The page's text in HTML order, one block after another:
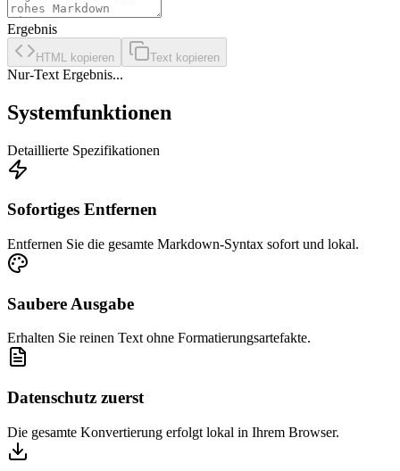
Ergebnis
HTML kopieren Text kopieren
Nur-Text Ergebnis...
Systemfunktionen
Detaillierte Spezifikationen
Sofortiges Entfernen
Entfernen Sie die gesamte Markdown-Syntax sofort und lokal.
Saubere Ausgabe
Erhalten Sie reinen Text ohne Formatierungsartefakte.
Datenschutz zuerst
Die gesamte Konvertierung erfolgt lokal in Ihrem Browser.